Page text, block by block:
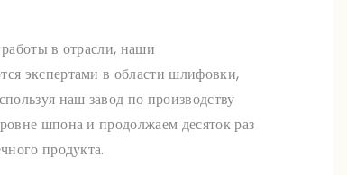
в отрасли, наши
экспертами в области шлифовки,
наш завод по производству
шпона и продолжаем десяток раз
продукта.